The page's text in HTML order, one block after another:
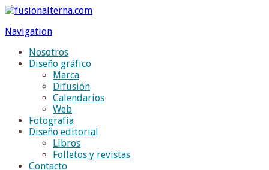
Navigation
Nosotros
Diseño gráfico
Marca
Difusión
Calendarios
Web
Fotografía
Diseño editorial
Libros
Folletos y revistas
Contacto